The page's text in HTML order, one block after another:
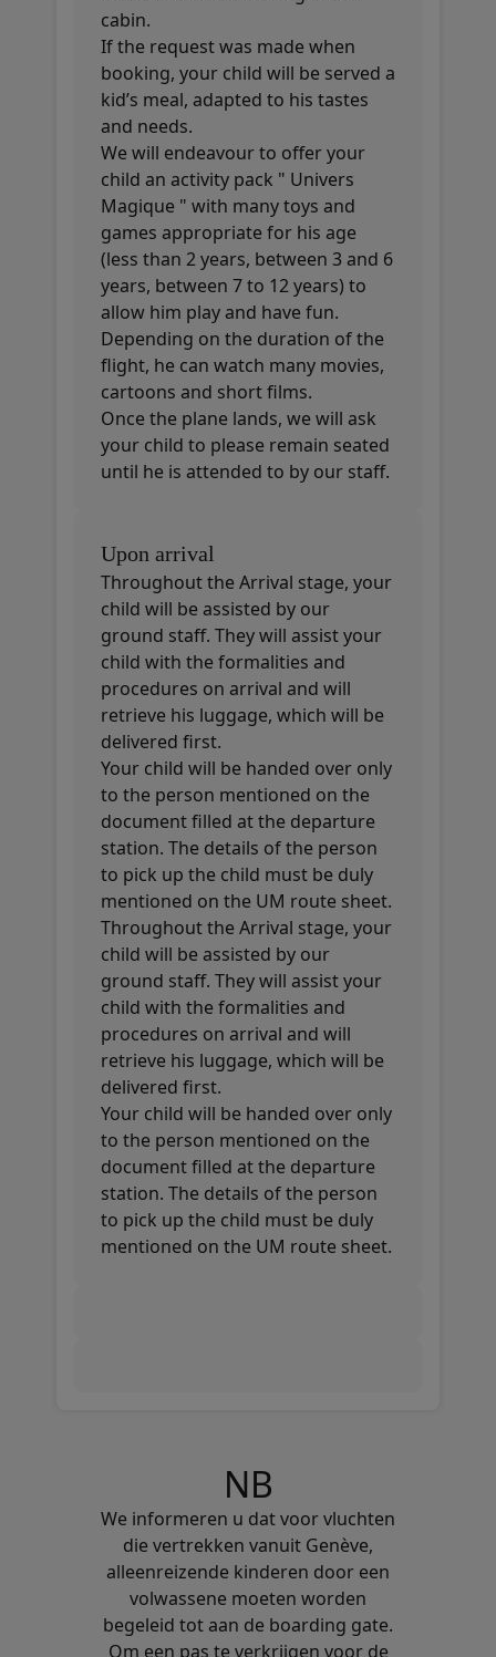
cabin.
If the request was made when
booking, your child will be served a
kid’s meal, adapted to his tastes
and needs.
We will endeavour to offer your
child an activity pack " Univers
Magique " with many toys and
games appropriate for his age
(less than 2 years, between 3 and 6
years, between 7 to 12 years) to
allow him play and have fun.
Depending on the duration of the
flight, he can watch many movies,
cartoons and short films.
Once the plane lands, we will ask
your child to please remain seated
until he is attended to by our staff.
Upon arrival
Throughout the Arrival stage, your
child will be assisted by our
ground staff. They will assist your
child with the formalities and
procedures on arrival and will
retrieve his luggage, which will be
delivered first.
Your child will be handed over only
to the person mentioned on the
document filled at the departure
station. The details of the person
to pick up the child must be duly
mentioned on the UM route sheet.
Throughout the Arrival stage, your
child will be assisted by our
ground staff. They will assist your
child with the formalities and
procedures on arrival and will
retrieve his luggage, which will be
delivered first.
Your child will be handed over only
to the person mentioned on the
document filled at the departure
station. The details of the person
to pick up the child must be duly
mentioned on the UM route sheet.
NB
We informeren u dat voor vluchten
die vertrekken vanuit Genève,
alleenreizende kinderen door een
volwassene moeten worden
begeleid tot aan de boarding gate.
Om een pas te verkrijgen voor de